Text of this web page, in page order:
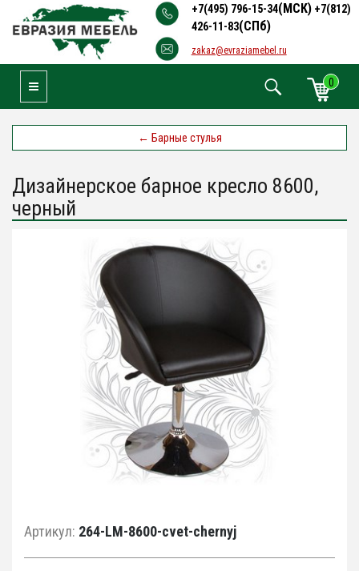
+7(495) 796-15-34(МСК) +7(812)
426-11-83(СПб)
zakaz@evraziamebel.ru
0
Toggle Navigation
← Барные стулья
Дизайнерское барное кресло 8600,
черный
Артикул: 264-LM-8600-cvet-chernyj